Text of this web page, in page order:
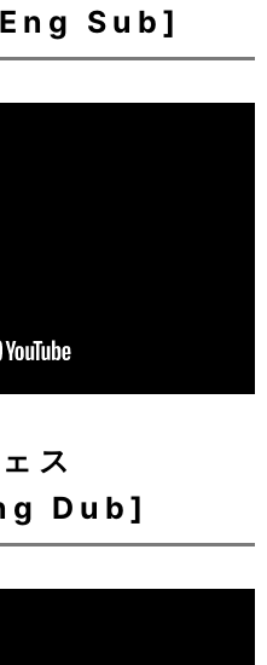
Sub]
ス
Dub]